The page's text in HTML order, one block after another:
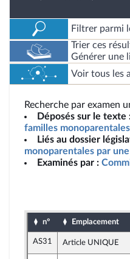
Filtrer parmi
Trier ces
Générer une
Voir tous les
Recherche par examen
Déposés sur le texte
familles
Liés au dossier
monoparentales par
Examinés par :
n° Emplacement
AS31 Article UNIQUE